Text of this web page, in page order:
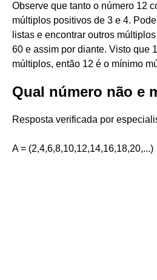
Observe que tanto o número 12
múltiplos positivos de 3 e 4.
listas e encontrar outros
60 e assim por diante. Visto que
múltiplos, então 12 é o mínimo
Qual número não e
Resposta verificada por
A = (2,4,6,8,10,12,14,16,18,20,...)